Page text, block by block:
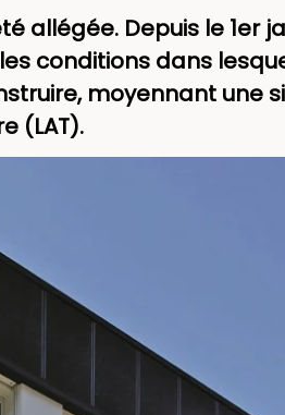
Depuis le 1er
conditions dans
moyennant une
(LAT).